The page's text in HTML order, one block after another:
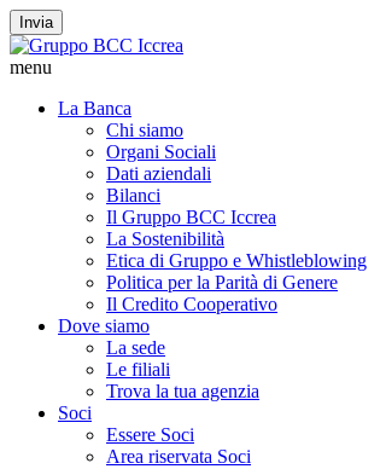
Invia
menu
La Banca
Chi siamo
Organi Sociali
Dati aziendali
Bilanci
Il Gruppo BCC Iccrea
La Sostenibilità
Etica di Gruppo e Whistleblowing
Politica per la Parità di Genere
Il Credito Cooperativo
Dove siamo
La sede
Le filiali
Trova la tua agenzia
Soci
Essere Soci
Area riservata Soci